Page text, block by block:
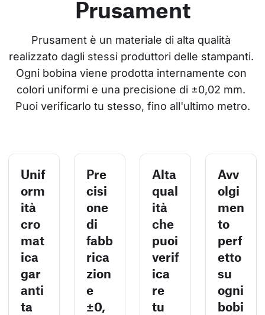
Prusament
Prusament è un materiale di alta qualità
realizzato dagli stessi produttori delle stampanti.
Ogni bobina viene prodotta internamente con
colori uniformi e una precisione di ±0,02 mm.
Puoi verificarlo tu stesso, fino all'ultimo metro.
Unif
orm
ità
cro
mat
ica
gar
anti
ta
Pre
cisi
one
di
fabb
rica
zion
e
±0,
Alta
qual
ità
che
puoi
verif
ica
re
tu
Avv
olgi
men
to
perf
etto
su
ogni
bobi